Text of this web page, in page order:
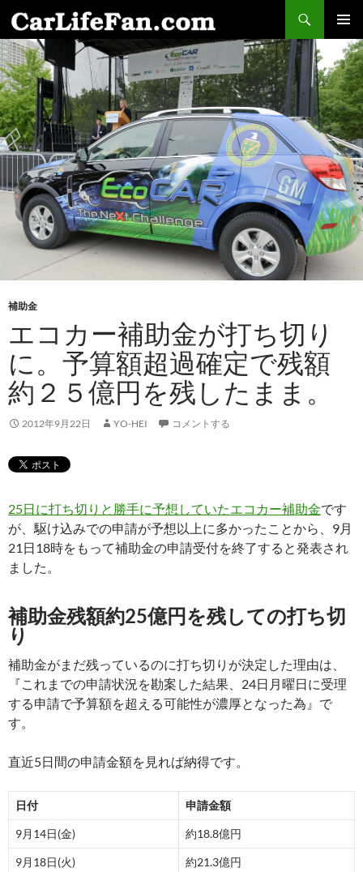
索
メインメ
ニュー
コ
ン
テ
ン
ツ
へ
ス
キ
プ
補助金
エコカー補助金が打ち切り
に。予算額超過確定で残額
約２５億円を残したまま。
2012年9月22日 YO-HEI コメントする
25日に打ち切りと勝手に予想していたエコカー補助金です
が、駆け込みでの申請が予想以上に多かったことから、9月
21日18時をもって補助金の申請受付を終了すると発表され
ました。
補助金残額約25億円を残しての打ち切
り
補助金がまだ残っているのに打ち切りが決定した理由は、
『これまでの申請状況を勘案した結果、24日月曜日に受理
する申請で予算額を超える可能性が濃厚となった為』で
す。
直近5日間の申請金額を見れば納得です。
日付 申請金額
9月14日(金) 約18.8億円
9月18日(火) 約21.3億円